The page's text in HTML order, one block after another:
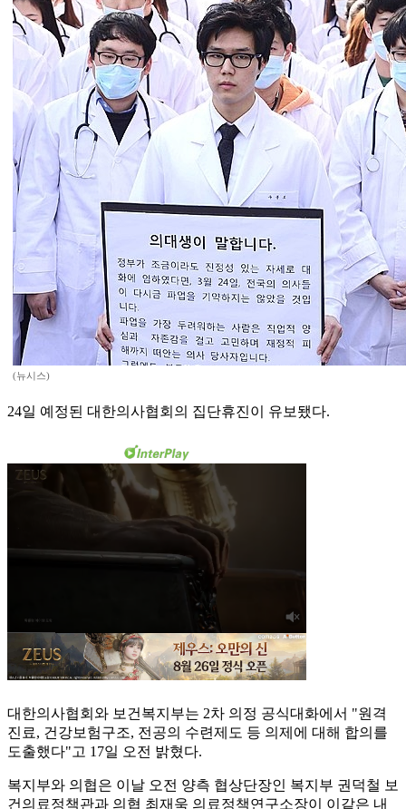
(뉴시스)
24일 예정된 대한의사협회의 집단휴진이 유보됐다.
대한의사협회와 보건복지부는 2차 의정 공식대화에서 "원격
진료, 건강보험구조, 전공의 수련제도 등 의제에 대해 합의를
도출했다"고 17일 오전 밝혔다.
복지부와 의협은 이날 오전 양측 협상단장인 복지부 권덕철 보
건의료정책관과 의협 최재욱 의료정책연구소장이 이같은 내